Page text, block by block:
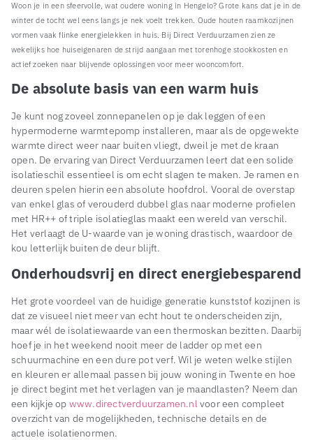
Woon je in een sfeervolle, wat oudere woning in Hengelo? Grote kans dat je in de
winter de tocht wel eens langs je nek voelt trekken. Oude houten raamkozijnen
vormen vaak flinke energielekken in huis. Bij Direct Verduurzamen zien ze
wekelijks hoe huiseigenaren de strijd aangaan met torenhoge stookkosten en
actief zoeken naar blijvende oplossingen voor meer wooncomfort.
De absolute basis van een warm huis
Je kunt nog zoveel zonnepanelen op je dak leggen of een
hypermoderne warmtepomp installeren, maar als de opgewekte
warmte direct weer naar buiten vliegt, dweil je met de kraan
open. De ervaring van Direct Verduurzamen leert dat een solide
isolatieschil essentieel is om echt slagen te maken. Je ramen en
deuren spelen hierin een absolute hoofdrol. Vooral de overstap
van enkel glas of verouderd dubbel glas naar moderne profielen
met HR++ of triple isolatieglas maakt een wereld van verschil.
Het verlaagt de U-waarde van je woning drastisch, waardoor de
kou letterlijk buiten de deur blijft.
Onderhoudsvrij en direct energiebesparend
Het grote voordeel van de huidige generatie kunststof kozijnen is
dat ze visueel niet meer van echt hout te onderscheiden zijn,
maar wél de isolatiewaarde van een thermoskan bezitten. Daarbij
hoef je in het weekend nooit meer de ladder op met een
schuurmachine en een dure pot verf. Wil je weten welke stijlen
en kleuren er allemaal passen bij jouw woning in Twente en hoe
je direct begint met het verlagen van je maandlasten? Neem dan
een kijkje op www.directverduurzamen.nl voor een compleet
overzicht van de mogelijkheden, technische details en de
actuele isolatienormen.